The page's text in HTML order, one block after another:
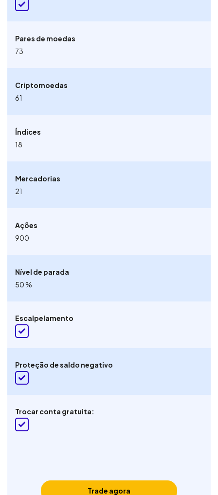
Pares de moedas
73
Criptomoedas
61
Índices
18
Mercadorias
21
Ações
900
Nível de parada
50 %
Escalpelamento
Proteção de saldo negativo
Trocar conta gratuita:
Trade agora